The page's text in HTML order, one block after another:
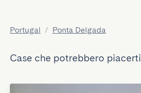
Portugal / Ponta Delgada
Case che potrebbero piacerti